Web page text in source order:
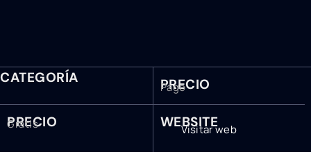
CATEGORÍA PRECIO
Pago
PRECIO
Gratis WEBSITE
Visitar web